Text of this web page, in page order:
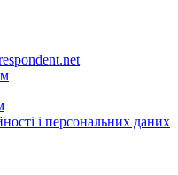
і персональних даних